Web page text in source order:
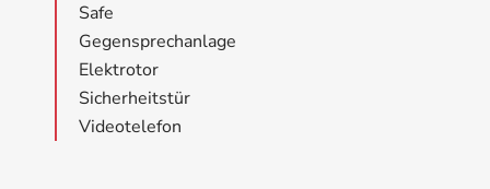
Safe
Gegensprechanlage
Elektrotor
Sicherheitstür
Videotelefon